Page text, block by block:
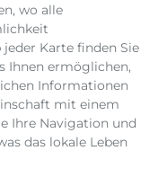
wo alle
Karte finden Sie
Ihnen ermöglichen,
Informationen
mit einem
Ihre Navigation und
das lokale Leben